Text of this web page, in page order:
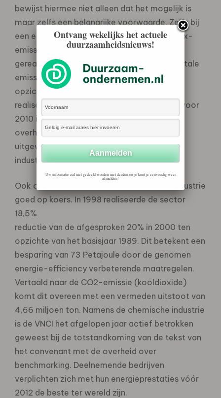
bewijst hiermee niet alleen dat het mogelijk is
maar zelfs een belangrijke voorwaarde. Zelfs bij
een eerder gesignaleerd aandachtspunt, NOx-
emissie (stikstofoxide), is een doorbraak
gerealiseerd. Hier is in 1998 inmiddels een totale
emissie-afname gerealiseerd van 57% ten
opzichte van het basisjaar 1985. Voor de
realisering van de NOx-emissiedoelstelling voor
2010 is door de chemische industrie en de
overheid een model voor kostenverevening
uitgewerkt dat nu wordt vertaald naar een
industriebreed systeem.
Ook op energiegebied ligt de chemische industrie
goed op koers. In 1998 realiseerde de sector
18,5%
reductie van de afgesproken 20% in 2000 ten
opzichte van het basisjaar 1989. Dit betekent een
besparing van 73 Petajoule door de genomen
energie-efficiency verbeterende maatregelen.
Vertaald naar de CO2-emissie (kooldioxide)
komt dit overeen met een vermeden uitstoot van
4,66 miljoen ton. Namens de chemische industrie
is de VNCI het afgelopen jaar actief betrokken
geweest bij de totstandkoming van de tekst van
het convenant met de overheid over
benchmarking. Deelnemende bedrijven
verplichten zich met hun energieprestaties vóór
2012 de beste ter wereld zijn.
Ontvang wekelijks het actuele
duurzaamheidsnieuws!
Uw informatie zal niet gedeeld worden met derden en je kunt je eenvoudig weer
afmelden!